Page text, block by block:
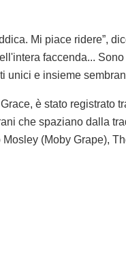
Mi piace ridere”,
faccenda...
unici e insieme
è stato
che spaziano dalla
(Moby Grape),